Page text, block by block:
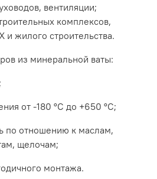
вентиляции;
комплексов,
жилого строительства.
из минеральной ваты:
от -180 °С до +650 °С;
щелочам;
монтажа.